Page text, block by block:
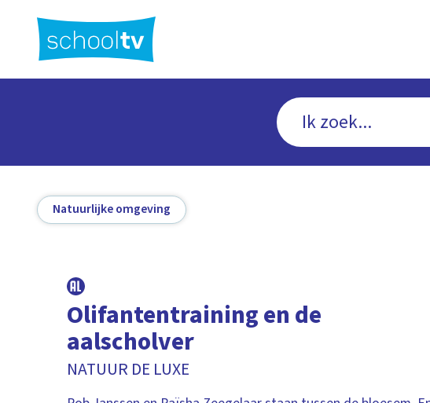
hoofdinhoud
Natuurlijke omgeving
Olifantentraining en de
aalscholver
NATUUR DE LUXE